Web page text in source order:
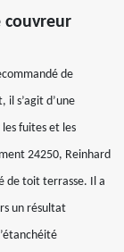
couvreur
de
il s’agit d’une
fuites et les
24250, Reinhard
de toit terrasse. Il a
un résultat